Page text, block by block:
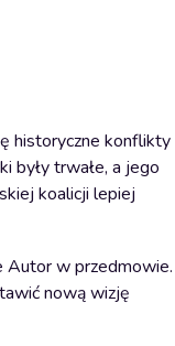
historyczne konflikty
były trwałe, a jego
koalicji lepiej
Autor w przedmowie.
nową wizję